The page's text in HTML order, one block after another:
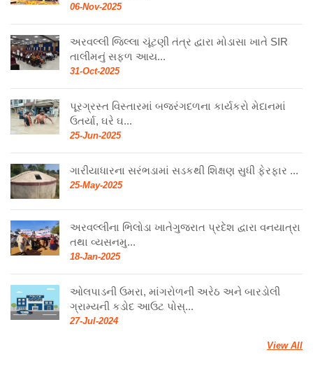
06-Nov-2025
અરવલ્લી જિલ્લા ચૂંટણી તંત્ર દ્વારા મોડાસા ખાતે SIR
તાલીમનું સફળ આય...
31-Oct-2025
પૂરગ્રસ્ત વિસ્તારમાં બજરંગદળના કાર્યકરો મેદાનમાં
ઉતર્યા, ઘરે ઘ...
25-Jun-2025
ગારીયાધારના સરંભડામાં સડકથી શિક્ષણ સુધી ફેરફાર ...
25-May-2025
અરવલ્લીના ભિલોડા ખાતેગુજરાત પ્રદેશ દ્વારા વનયાત્રા
તથા વ્યસનમુ...
18-Jan-2025
ઓલપાડની ઉમરા, માંગરોળની અરેઠ અને બારડોલી
ગ્રામ્યની કડોદ આઉટ પોસ્...
27-Jul-2024
View All